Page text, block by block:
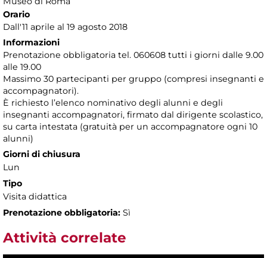
Orario
Dall'11 aprile al 19 agosto 2018
Informazioni
Prenotazione obbligatoria tel. 060608 tutti i giorni dalle 9.00
alle 19.00
Massimo 30 partecipanti per gruppo (compresi insegnanti e
accompagnatori).
È richiesto l’elenco nominativo degli alunni e degli
insegnanti accompagnatori, firmato dal dirigente scolastico,
su carta intestata (gratuità per un accompagnatore ogni 10
alunni)
Giorni di chiusura
Lun
Tipo
Visita didattica
Prenotazione obbligatoria: Sì
Attività correlate